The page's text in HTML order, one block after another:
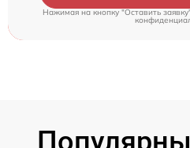
Нажимая на кнопку "Оставить